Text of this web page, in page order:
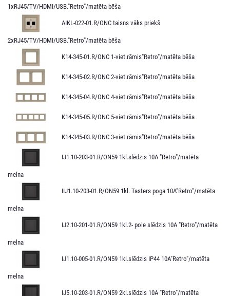
1xRJ45/TV/HDMI/USB."Retro"/matēta bēša
AIKL-022-01.R/ONC taisns vāks priekš
2xRJ45/TV/HDMI/USB."Retro"/matēta bēša
K14-345-01.R/ONC 1-viet.rāmis"Retro"/matēta bēša
K14-345-02.R/ONC 2-viet.rāmis"Retro"/matēta bēša
K14-345-04.R/ONC 4-viet.rāmis"Retro"/matēta bēša
K14-345-05.R/ONC 5-viet.rāmis"Retro"/matēta bēša
K14-345-03.R/ONC 3-viet.rāmis"Retro"/matēta bēša
IJ1.10-203-01.R/ON59 1kl.slēdzis 10A "Retro"/matēta
melna
IIJ1.10-203-01.R/ON59 1kl. Tasters poga 10A"Retro"/matēta
melna
IJ2.10-201-01.R/ON59 1kl.2- pole slēdzis 10A "Retro"/matēta
melna
IJ1.10-005-01.R/ON59 1kl.slēdzis IP44 10A"Retro"/matēta
melna
IJ5.10-203-01.R/ON59 2kl.slēdzis 10A "Retro"/matēta